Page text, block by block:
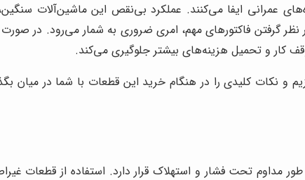
عمرانی ایفا می‌کنند. عملکرد بی‌نقص این ماشین‌آلات
نظر گرفتن فاکتورهای مهم، امری ضروری به شمار می‌رود. در
کار و تحمیل هزینه‌های بیشتر جلوگیری می‌کند.
و نکات کلیدی را در هنگام خرید این قطعات با شما در میان
طور مداوم تحت فشار و استهلاک قرار دارد. استفاده از قطعات